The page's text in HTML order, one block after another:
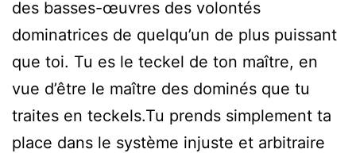
des basses-œuvres des volontés
dominatrices de quelqu’un de plus puissant
que toi. Tu es le teckel de ton maître, en
vue d’être le maître des dominés que tu
traites en teckels.Tu prends simplement ta
place dans le système injuste et arbitraire